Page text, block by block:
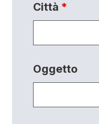
Città *
Oggetto